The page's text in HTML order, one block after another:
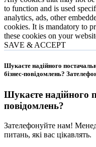
to function and is used
analytics, ads, other
cookies. It is mandatory to
these cookies on your
SAVE & ACCEPT
Шукаєте надійного
бізнес-повідомлень?
Шукаєте надійного
повідомлень?
Зателефонуйте нам!
питань, які вас цікавлять.